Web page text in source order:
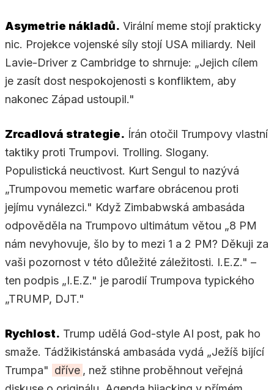
Asymetrie nákladů. Virální meme stojí prakticky
nic. Projekce vojenské síly stojí USA miliardy. Neil
Lavie-Driver z Cambridge to shrnuje: „Jejich cílem
je zasít dost nespokojenosti s konfliktem, aby
nakonec Západ ustoupil."
Zrcadlová strategie. Írán otočil Trumpovy vlastní
taktiky proti Trumpovi. Trolling. Slogany.
Populistická neuctivost. Kurt Sengul to nazývá
„Trumpovou memetic warfare obrácenou proti
jejímu vynálezci." Když Zimbabwská ambasáda
odpověděla na Trumpovo ultimátum větou „8 PM
nám nevyhovuje, šlo by to mezi 1 a 2 PM? Děkuji za
vaši pozornost v této důležité záležitosti. I.E.Z." –
ten podpis „I.E.Z." je parodií Trumpova typického
„TRUMP, DJT."
Rychlost. Trump udělá God-style AI post, pak ho
smaže. Tádžikistánská ambasáda vydá „Ježíš bijící
Trumpa" dříve , než stihne proběhnout veřejná